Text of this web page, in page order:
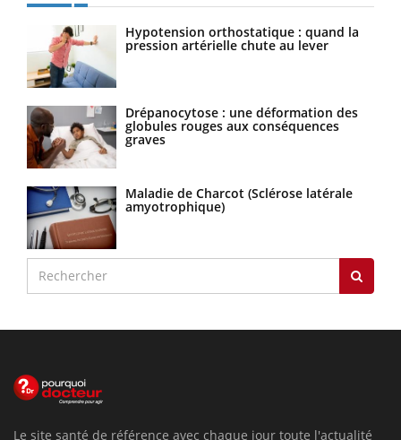
Hypotension orthostatique : quand la
pression artérielle chute au lever
Drépanocytose : une déformation des
globules rouges aux conséquences
graves
Maladie de Charcot (Sclérose latérale
amyotrophique)
Le site santé de référence avec chaque jour toute l'actualité